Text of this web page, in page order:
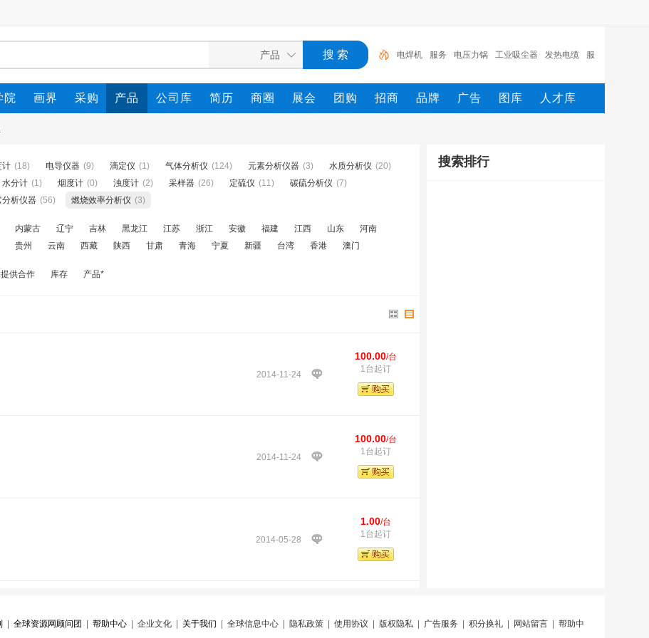
电焊机 服务 电压力锅 工业吸尘器 发热电缆 服
装 服装打包机 服务/ 工具 家用电器
院 画界 采购 产品 公司库 简历 商圈 展会 团购 招商 品牌 广告 图库 人才库
计 (18) 电导仪器 (9) 滴定仪 (1) 气体分析仪 (124) 元素分析仪器 (3) 水质分析仪 (20)
水分计 (1) 烟度计 (0) 浊度计 (2) 采样器 (26) 定硫仪 (11) 碳硫分析仪 (7)
分析仪器 (56) 燃烧效率分析仪 (3)
内蒙古 辽宁 吉林 黑龙江 江苏 浙江 安徽 福建 江西 山东
河南
贵州 云南 西藏 陕西 甘肃 青海 宁夏 新疆 台湾 香港 澳门
提供合作 库存 产品*
2014-11-24
100.00/台
1台起订
2014-11-24
100.00/台
1台起订
2014-05-28
1.00/台
1台起订
搜索排行
全球资源网顾问团 帮助中心| 企业文化| 关于我们 全球信息中心| 隐私政策| 使用协议 版权隐私| 广告服务 积分换礼| 网站留言| 帮助中